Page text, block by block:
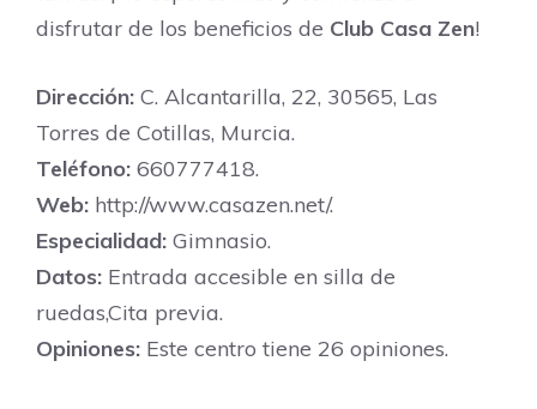
disfrutar de los beneficios de Club Casa Zen!
Dirección: C. Alcantarilla, 22, 30565, Las
Torres de Cotillas, Murcia.
Teléfono: 660777418.
Web: http://www.casazen.net/.
Especialidad: Gimnasio.
Datos: Entrada accesible en silla de
ruedas,Cita previa.
Opiniones: Este centro tiene 26 opiniones.